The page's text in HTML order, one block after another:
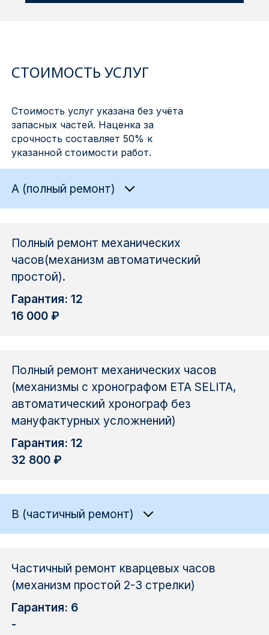
СТОИМОСТЬ УСЛУГ
Стоимость услуг указана без учёта
запасных частей. Наценка за
срочность составляет 50% к
указанной стоимости работ.
A (полный ремонт)
Полный ремонт механических
часов(механизм автоматический
простой).
Гарантия: 12
16 000 ₽
Полный ремонт механических часов
(механизмы с хронографом ETA SELITA,
автоматический хронограф без
мануфактурных усложнений)
Гарантия: 12
32 800 ₽
B (частичный ремонт)
Частичный ремонт кварцевых часов
(механизм простой 2-3 стрелки)
Гарантия: 6
-